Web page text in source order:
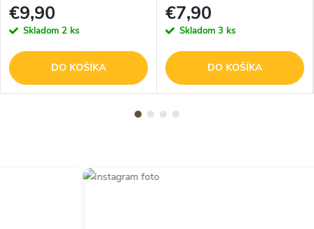
€9,90
Skladom 2 ks
DO KOŠÍKA
€7,90
Skladom 3 ks
DO KOŠÍKA